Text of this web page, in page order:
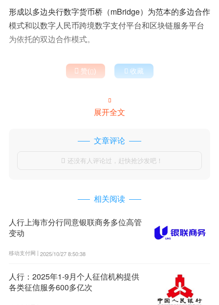
形成以多边央行数字货币桥（mBridge）为范本的多边合作
模式和以数字人民币跨境数字支付平台和区块链服务平台
为依托的双边合作模式。
 赞()  收藏

展开全文
文章评论
 还没有人评论过，赶快抢沙发吧！
相关阅读
人行上海市分行同意银联商务多位高管
变动
移动支付网 | 2025/10/27 8:50:38
人行：2025年1-9月个人征信机构提供
各类征信服务600多亿次